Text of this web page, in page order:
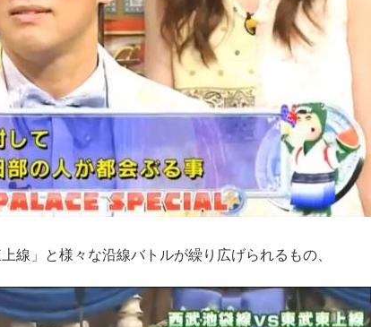
線」と様々な沿線バトルが繰り広げられるもの、